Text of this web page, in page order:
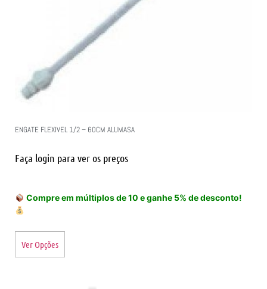
ENGATE FLEXIVEL 1/2 – 60CM ALUMASA
Faça login para ver os preços
Compre em múltiplos de 10 e ganhe 5% de desconto!
Ver Opções